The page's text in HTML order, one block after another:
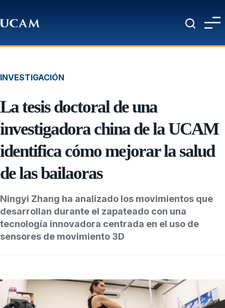
INVESTIGACIÓN
La tesis doctoral de una
investigadora china de la UCAM
identifica cómo mejorar la salud
de las bailaoras
Ningyi Zhang ha analizado los movimientos que
desarrollan durante el zapateado con una
tecnología innovadora centrada en el uso de
sensores de movimiento 3D